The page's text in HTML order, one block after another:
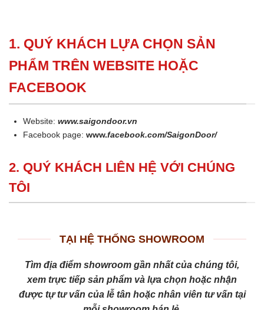
1. QUÝ KHÁCH LỰA CHỌN SẢN
PHẨM TRÊN WEBSITE HOẶC
FACEBOOK
Website:www.saigondoor.vn
Facebook page:www.facebook.com/SaigonDoor/
2. QUÝ KHÁCH LIÊN HỆ VỚI CHÚNG
TÔI
TẠI HỆ THỐNG SHOWROOM
Tìm địa điểm showroom gần nhất của chúng tôi,
xem trực tiếp sản phẩm và lựa chọn hoặc nhận
được tự tư vấn của lễ tân hoặc nhân viên tư vấn tại